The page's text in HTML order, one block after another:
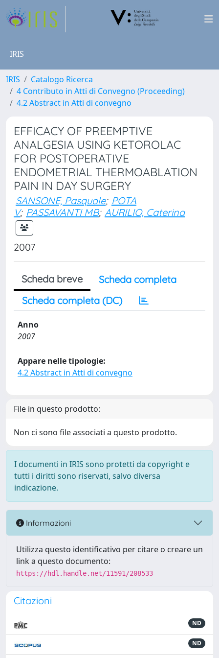
IRIS
IRIS
Catalogo Ricerca
4 Contributo in Atti di Convegno (Proceeding)
4.2 Abstract in Atti di convegno
EFFICACY OF PREEMPTIVE
ANALGESIA USING KETOROLAC
FOR POSTOPERATIVE
ENDOMETRIAL THERMOABLATION
PAIN IN DAY SURGERY
SANSONE, Pasquale; POTA
V; PASSAVANTI MB; AURILIO, Caterina
2007
Scheda breve
Scheda completa
Scheda completa (DC)
Anno
2007
Appare nelle tipologie:
4.2 Abstract in Atti di convegno
File in questo prodotto:
Non ci sono file associati a questo prodotto.
I documenti in IRIS sono protetti da copyright e
tutti i diritti sono riservati, salvo diversa
indicazione.
Informazioni
Utilizza questo identificativo per citare o creare un
link a questo documento:
https://hdl.handle.net/11591/208533
Citazioni
ND
ND